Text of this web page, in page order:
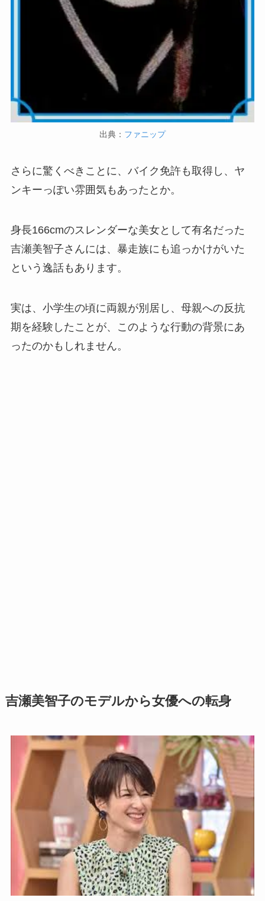
出典： ファニップ
さらに驚くべきことに、バイク免許も取得し、ヤ
ンキーっぽい雰囲気もあったとか。
身長166cmのスレンダーな美女として有名だった
吉瀬美智子さんには、暴走族にも追っかけがいた
という逸話もあります。
実は、小学生の頃に両親が別居し、母親への反抗
期を経験したことが、このような行動の背景にあ
ったのかもしれません。
吉瀬美智子のモデルから女優への転身